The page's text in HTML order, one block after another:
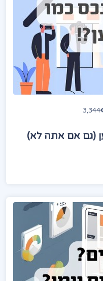
3,344
(גם אם אתה לא)